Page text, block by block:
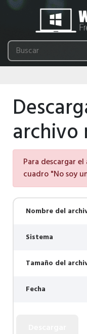
archivo
Para descargar
cuadro "No soy
Nombre del
Sistema
Tamaño del
Fecha